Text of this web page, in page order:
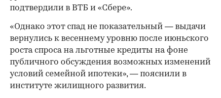
подтвердили в ВТБ и «Сбере».
«Однако этот спад не показательный — выдачи
вернулись к весеннему уровню после июньского
роста спроса на льготные кредиты на фоне
публичного обсуждения возможных изменений
условий семейной ипотеки», — пояснили в
институте жилищного развития.